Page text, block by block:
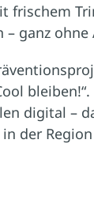
frischem
ganz
digital –
der